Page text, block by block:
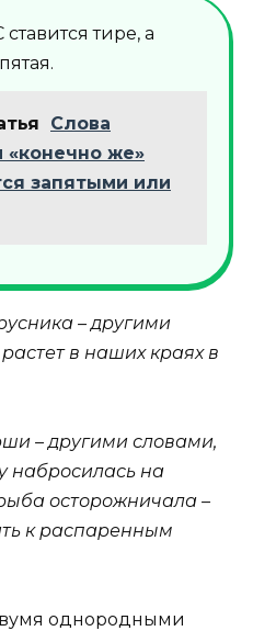
тире, а
Слова
«конечно же»
запятыми или
– другими
в наших краях в
– другими словами,
набросилась на
осторожничала –
к распаренным
однородными